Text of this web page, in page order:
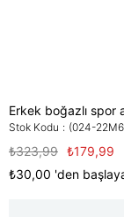
Erkek boğazlı spor
Stok Kodu (024-
₺323,99 ₺179,99
₺30,00 'den